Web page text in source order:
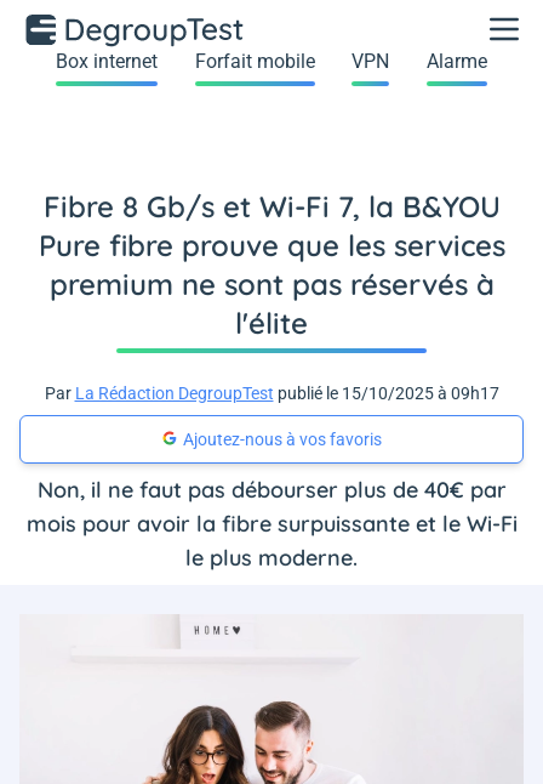
Box internet Forfait mobile VPN Alarme
Fibre 8 Gb/s et Wi-Fi 7, la B&YOU
Pure fibre prouve que les services
premium ne sont pas réservés à
l'élite
Par La Rédaction DegroupTest publié le 15/10/2025 à 09h17
Ajoutez-nous à vos favoris
Non, il ne faut pas débourser plus de 40€ par
mois pour avoir la fibre surpuissante et le Wi-Fi
le plus moderne.